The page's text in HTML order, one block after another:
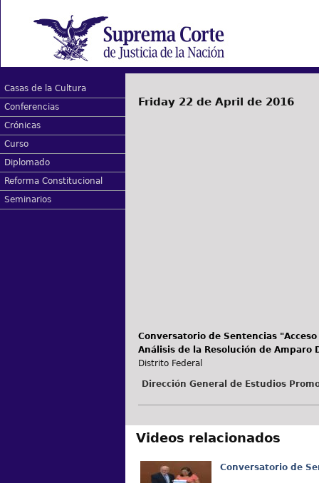
Casas de la Cultura
Conferencias
Crónicas
Curso
Diplomado
Reforma Constitucional
Seminarios
Friday 22 de April de 2016
Conversatorio de Sentencias
Análisis de la Resolución de Amparo
Distrito Federal
Dirección General de Estudios
Videos relacionados
Conversatorio de